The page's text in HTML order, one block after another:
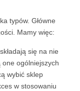
typów. Główne
Mamy więc:
się na nie
one ogólniejszych
wybić sklep
w stosowaniu